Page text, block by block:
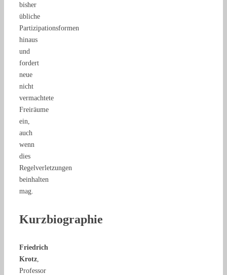
bisher
übliche
Partizipationsformen
hinaus
und
fordert
neue
nicht
vermachtete
Freiräume
ein,
auch
wenn
dies
Regelverletzungen
beinhalten
mag.
Kurzbiographie
Friedrich
Krotz
Professor